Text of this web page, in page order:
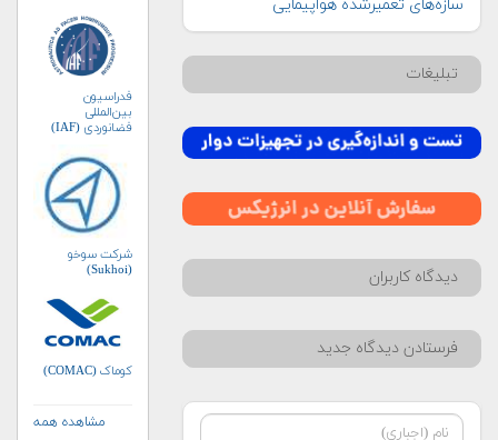
سازه‌های تعمیرشده هواپیمایی
تبلیغات
دیدگاه کاربران
فرستادن دیدگاه جدید
فدراسیون
بین‌المللی
فضانوردی (IAF)
شرکت سوخو
(Sukhoi)
کوماک (COMAC)
مشاهده همه